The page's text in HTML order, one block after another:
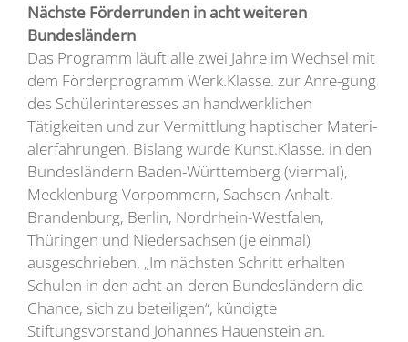
Nächste Förderrunden in acht weiteren
Bundesländern
Das Programm läuft alle zwei Jahre im Wechsel mit
dem Förderprogramm Werk.Klasse. zur Anre-gung
des Schülerinteresses an handwerklichen
Tätigkeiten und zur Vermittlung haptischer Materi-
alerfahrungen. Bislang wurde Kunst.Klasse. in den
Bundesländern Baden-Württemberg (viermal),
Mecklenburg-Vorpommern, Sachsen-Anhalt,
Brandenburg, Berlin, Nordrhein-Westfalen,
Thüringen und Niedersachsen (je einmal)
ausgeschrieben. „Im nächsten Schritt erhalten
Schulen in den acht an-deren Bundesländern die
Chance, sich zu beteiligen“, kündigte
Stiftungsvorstand Johannes Hauenstein an.